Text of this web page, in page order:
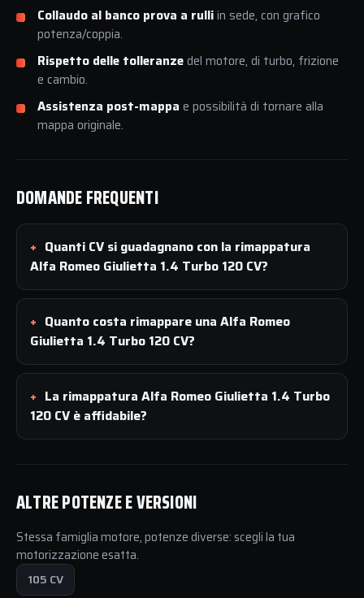
Collaudo al banco prova a rulliin sede, con grafico
potenza/coppia.
Rispetto delle tolleranzedel motore, di turbo, frizione
e cambio.
Assistenza post-mappa e possibilità di tornare alla
mappa originale.
DOMANDE FREQUENTI
Quanti CV si guadagnano con la rimappatura
Alfa Romeo Giulietta 1.4 Turbo 120 CV?
Quanto costa rimappare una Alfa Romeo
Giulietta 1.4 Turbo 120 CV?
La rimappatura Alfa Romeo Giulietta 1.4 Turbo
120 CV è affidabile?
ALTRE POTENZE E VERSIONI
Stessa famiglia motore, potenze diverse: scegli la tua
motorizzazione esatta.
105 CV